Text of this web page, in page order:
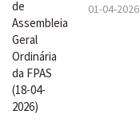
01-04-2026